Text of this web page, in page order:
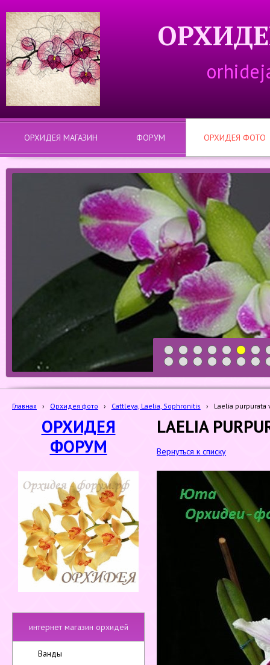
ОРХИДЕЯ МАГАЗИН ФОРУМ ОРХИДЕЯ ФОТО
1 2 3 4 5 6 7
8
19 20 21 22 23 24 25
Главная › Орхидея фото › Cattleya, Laelia, Sophronitis › Laelia purpurata
ОРХИДЕЯ
ФОРУМ
интернет магазин орхидей
Ванды
LAELIA
Вернуться к списку